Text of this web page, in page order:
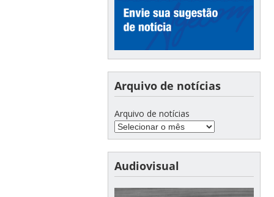
Arquivo de notícias
Arquivo de notícias
Audiovisual